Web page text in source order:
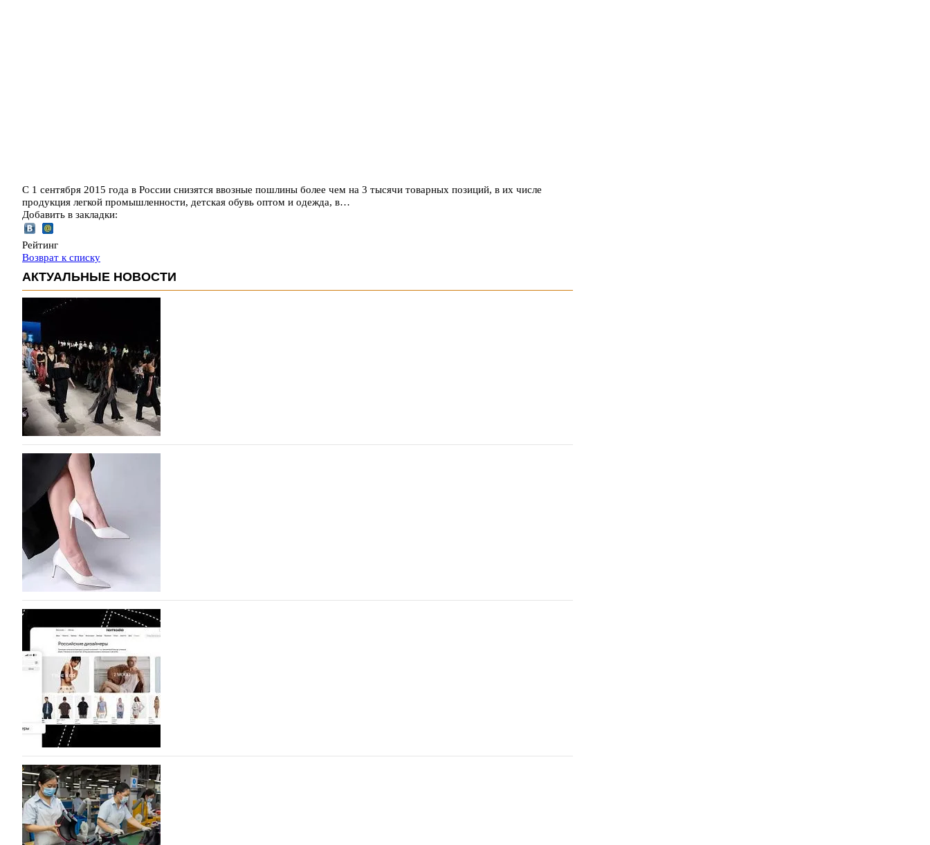
C 1 сентября 2015 года в России снизятся ввозные пошлины более чем на 3 тысячи товарных позиций, в их числе
продукция легкой промышленности, детская обувь оптом и одежда, в…
Добавить в закладки:
Рейтинг
Возврат к списку
АКТУАЛЬНЫЕ НОВОСТИ
На участие в Московской неделе моды подано 1047 заявок
На участие в седьмой Московской неделе моды, которая пройдет в российской столице с 26 сентября по 1
октября, уже подано 1047 заявок. Примерно половину из них (494) прислали дизайнеры, коллекции
которых не были представлены в…
07.08.2026 472
BALLINA представит свои новинки на Euro Shoes
Компания BALLINA Guangzhou Lihuang Footwear Co., Ltd., основанная в 2011 году и расположенная в
Гуанчжоу, столице моды Китая, является профессиональной обувной компанией, объединяющей
разработку, производство и…
07.08.2026 325
На платформе Lamoda - новый раздел и условия продвижения локальных
дизайнерских марок
Российский маркетплейс Lamoda решил обновить раздел для продажи продукции локальных дизайнерских
марок одежды, обуви и аксессуаров. Бренды также получат маркетинговую…